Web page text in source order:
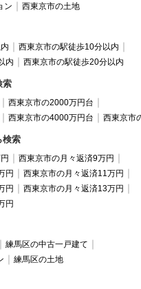
ン
西東京市の土地
西東京市の駅徒歩10分以内
内
西東京市の駅徒歩20分以内
索
西東京市の2000万円台
西東京市の4000万円台 西東京市
検索
西東京市の月々返済9万円
円
西東京市の月々返済11万円
円
西東京市の月々返済13万円
円
練馬区の中古一戸建て
練馬区の土地